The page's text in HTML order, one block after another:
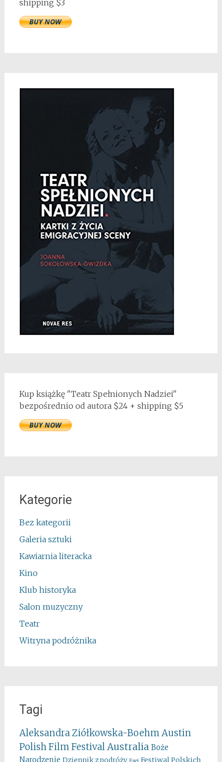
shipping $3
Kup książkę "Teatr Spełnionych Nadziei"
bezpośrednio od autora $24 + shipping $5
Kategorie
Bez kategorii
Galeria sztuki
Kawiarnia literacka
Kino
Klub historyka
Salon muzyczny
Teatr
Witryna podróżnika
Tagi
Aleksandra Ziółkowska-Boehm Austin
Polish Film FestivalAustralia Boże
Narodzenie
Festiwal Polskich